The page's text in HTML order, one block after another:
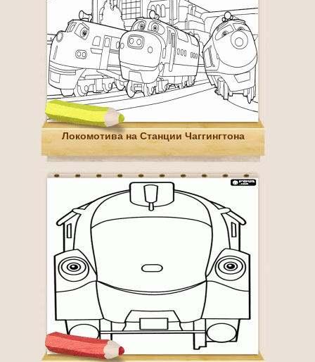
Локомотива на Станции Чаггингтона